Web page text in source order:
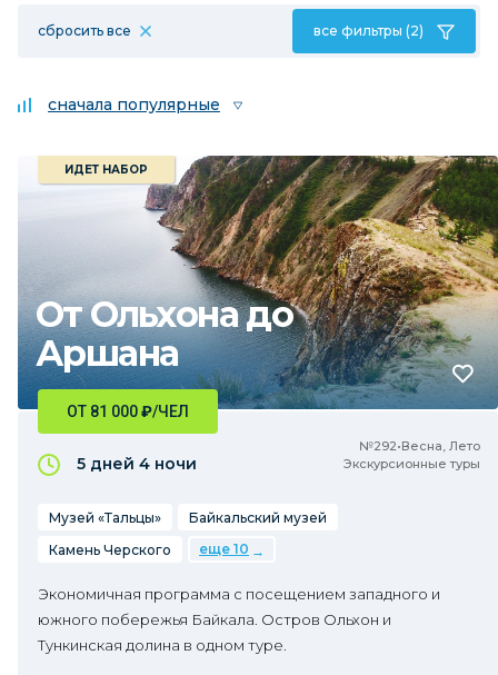
сбросить все все фильтры (2)
сначала популярные
От Ольхона до
Аршана
ИДЕТ НАБОР
№292•Весна, Лето
Экскурсионные туры
ОТ 81 000₽/ЧЕЛ
5 дней 4 ночи
Музей «Тальцы»
Байкальский музей
Камень Черского
еще 10
Экономичная программа с посещением западного и
южного побережья Байкала. Остров Ольхон и
Тункинская долина в одном туре.